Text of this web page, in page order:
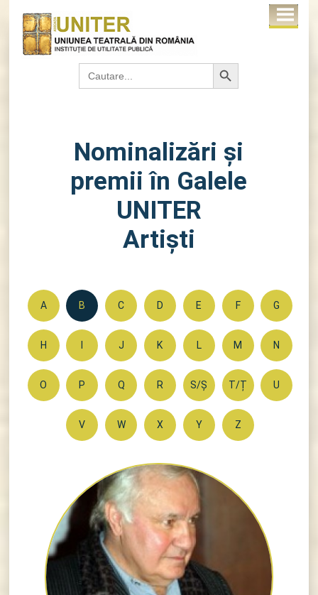
Search
for:
Search Button
Nominalizări şi
premii în Galele
UNITER
Artişti
A B C D E F G
H J K L M N
O P Q R S/Ș T/Ț U
V W X Y Z